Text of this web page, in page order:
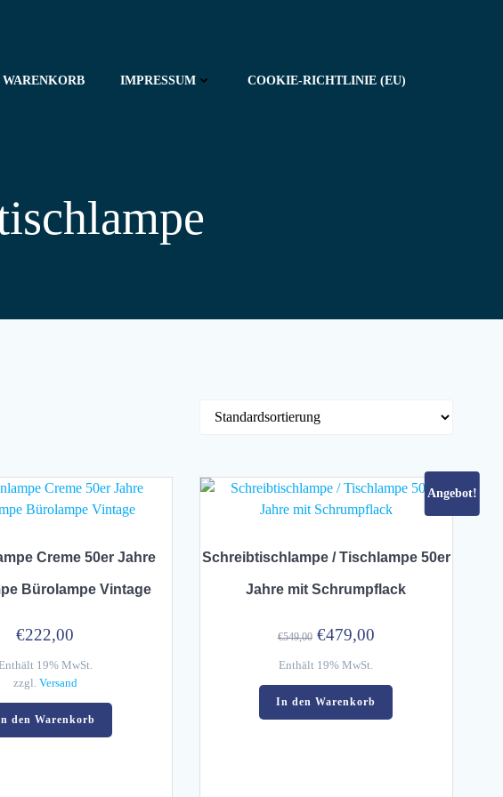
WARENKORB IMPRESSUM COOKIE-RICHTLINIE (EU)
Creme 50er Jahre
Bürolampe Vintage
€222,00
19% MwSt.
zzgl. Versand
den Warenkorb
Angebot!
Schreibtischlampe / Tischlampe 50er
Jahre mit Schrumpflack
€549,00 Ursprünglicher
Preis
war:
€479,00Aktueller
ist:
€479,00.
Enthält 19% MwSt.
In den Warenkorb